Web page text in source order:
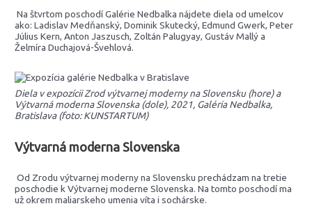
Na štvrtom poschodí Galérie Nedbalka nájdete diela od umelcov
ako: Ladislav Medňanský, Dominik Skutecký, Edmund Gwerk, Peter
Július Kern, Anton Jaszusch, Zoltán Palugyay, Gustáv Mallý a
Želmíra Duchajová-Švehlová.
Diela v expozícii Zrod výtvarnej moderny na Slovensku (hore) a
Výtvarná moderna Slovenska (dole), 2021, Galéria Nedbalka,
Bratislava (foto: KUNSTARTUM)
Výtvarná moderna Slovenska
Od Zrodu výtvarnej moderny na Slovensku prechádzam na tretie
poschodie k Výtvarnej moderne Slovenska. Na tomto poschodí ma
už okrem maliarskeho umenia víta i sochárske.